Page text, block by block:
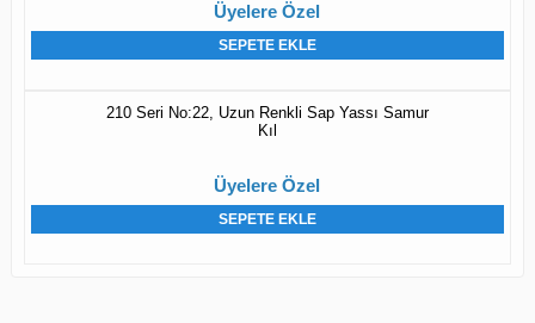
Üyelere Özel
SEPETE EKLE
210 Seri No:22, Uzun Renkli Sap Yassı Samur
Kıl
Üyelere Özel
SEPETE EKLE